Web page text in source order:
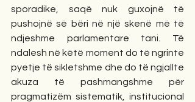
sporadike, saqë nuk guxojnë të
pushojnë së bëri në një skenë më të
ndjeshme parlamentare tani. Të
ndalesh në këtë moment do të ngrinte
pyetje të sikletshme dhe do të ngjallte
akuza të pashmangshme për
pragmatizëm sistematik, institucional